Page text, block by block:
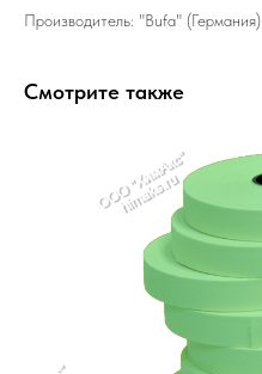
Производитель: "Bufa" (Германия)
Смотрите также